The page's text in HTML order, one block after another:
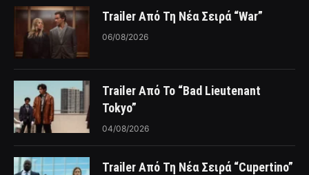
Trailer Από Τη Νέα Σειρά “War”
06/08/2026
Trailer Από Το “Bad Lieutenant
Tokyo”
04/08/2026
Trailer Από Τη Νέα Σειρά “Cupertino”